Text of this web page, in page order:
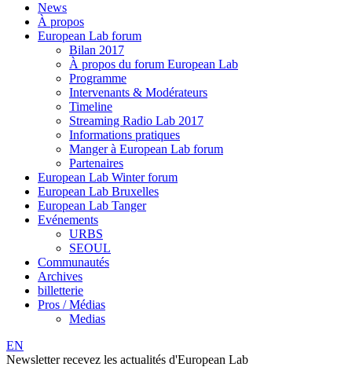
News
À propos
European Lab forum
Bilan 2017
À propos du forum European Lab
Programme
Intervenants & Modérateurs
Timeline
Streaming Radio Lab 2017
Informations pratiques
Manger à European Lab forum
Partenaires
European Lab Winter forum
European Lab Bruxelles
European Lab Tanger
Evénements
URBS
SEOUL
Communautés
Archives
billetterie
Pros / Médias
Medias
EN
Newsletter recevez les actualités d'European Lab